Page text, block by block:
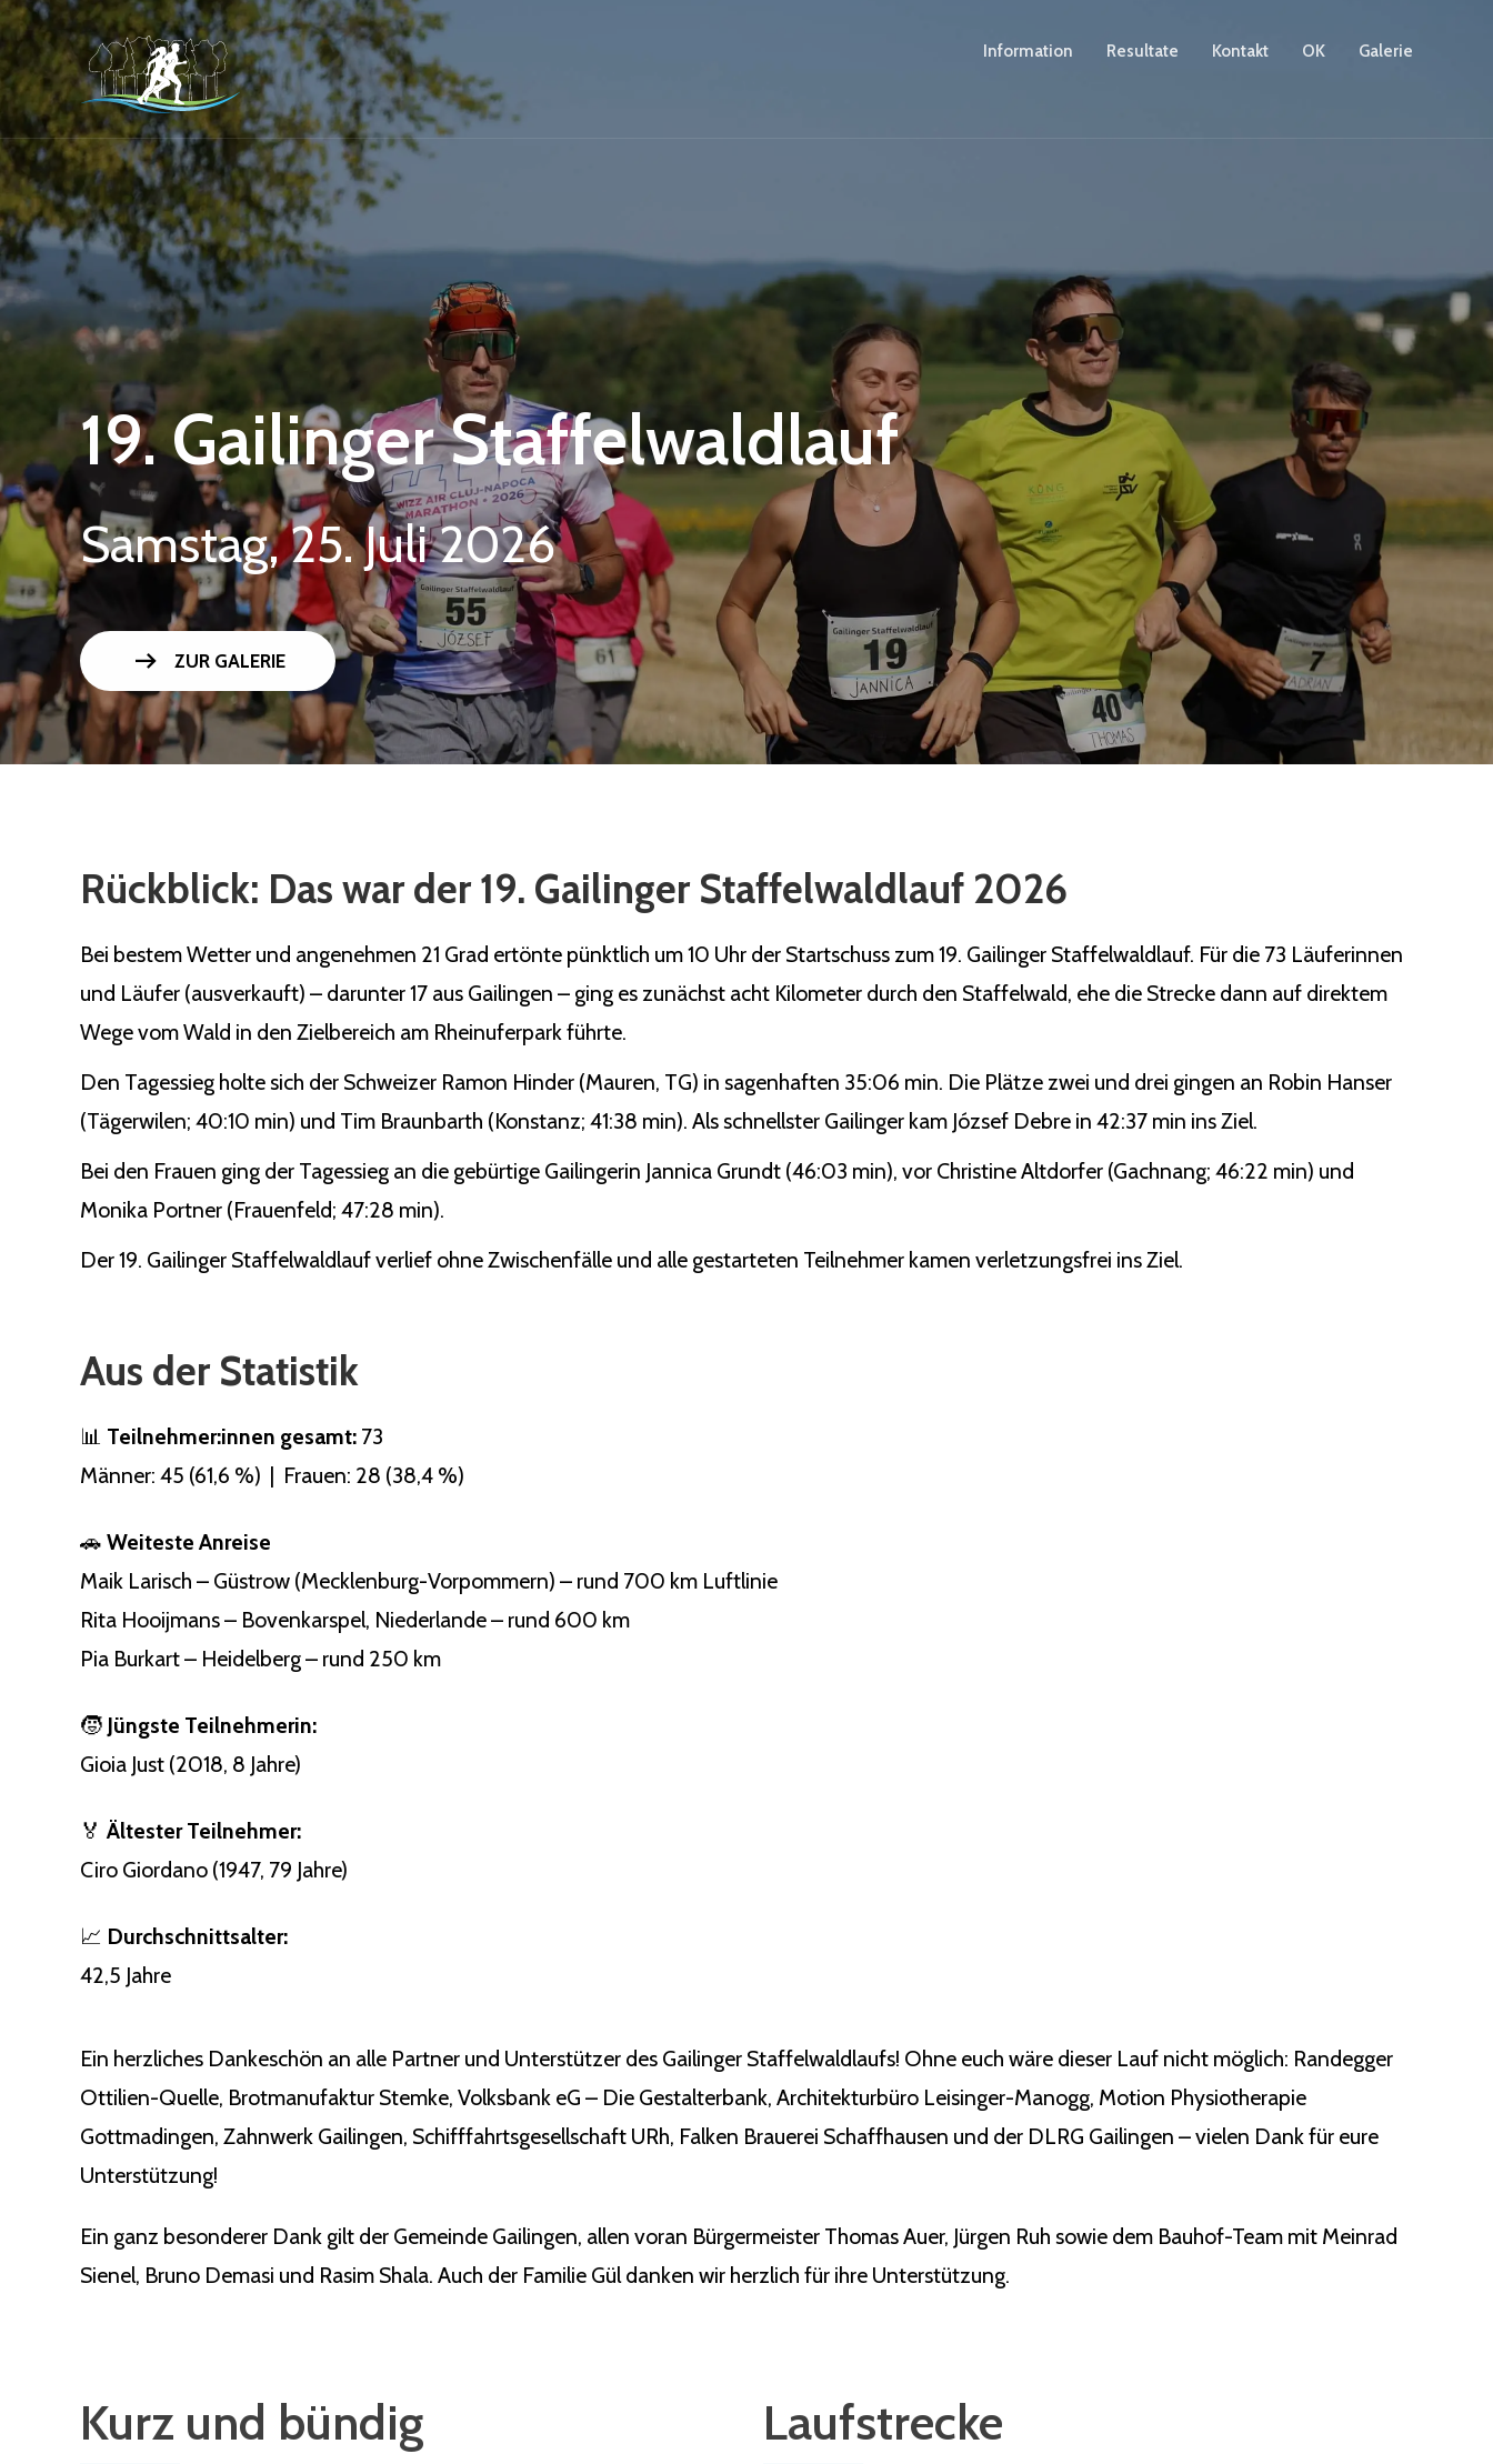
Information Resultate Kontakt OK Galerie
19. Gailinger Staffelwaldlauf
Samstag, 25. Juli 2026
arrow_right_alt ZUR GALERIE
Rückblick: Das war der 19. Gailinger Staffelwaldlauf 2026
Bei bestem Wetter und angenehmen 21 Grad ertönte pünktlich um 10 Uhr der Startschuss zum 19. Gailinger Staffelwaldlauf. Für die 73 Läuferinnen
und Läufer (ausverkauft) – darunter 17 aus Gailingen – ging es zunächst acht Kilometer durch den Staffelwald, ehe die Strecke dann auf direktem
Wege vom Wald in den Zielbereich am Rheinuferpark führte.
Den Tagessieg holte sich der Schweizer Ramon Hinder (Mauren, TG) in sagenhaften 35:06 min. Die Plätze zwei und drei gingen an Robin Hanser
(Tägerwilen; 40:10 min) und Tim Braunbarth (Konstanz; 41:38 min). Als schnellster Gailinger kam József Debre in 42:37 min ins Ziel.
Bei den Frauen ging der Tagessieg an die gebürtige Gailingerin Jannica Grundt (46:03 min), vor Christine Altdorfer (Gachnang; 46:22 min) und
Monika Portner (Frauenfeld; 47:28 min).
Der 19. Gailinger Staffelwaldlauf verlief ohne Zwischenfälle und alle gestarteten Teilnehmer kamen verletzungsfrei ins Ziel.
Aus der Statistik
📊 Teilnehmer:innen gesamt: 73
Männer: 45 (61,6 %) | Frauen: 28 (38,4 %)
🚗 Weiteste Anreise
Maik Larisch – Güstrow (Mecklenburg-Vorpommern) – rund 700 km Luftlinie
Rita Hooijmans – Bovenkarspel, Niederlande – rund 600 km
Pia Burkart – Heidelberg – rund 250 km
🧒 Jüngste Teilnehmerin:
Gioia Just (2018, 8 Jahre)
🏅 Ältester Teilnehmer:
Ciro Giordano (1947, 79 Jahre)
📈 Durchschnittsalter:
42,5 Jahre
Ein herzliches Dankeschön an alle Partner und Unterstützer des Gailinger Staffelwaldlaufs! Ohne euch wäre dieser Lauf nicht möglich: Randegger
Ottilien-Quelle, Brotmanufaktur Stemke, Volksbank eG – Die Gestalterbank, Architekturbüro Leisinger-Manogg, Motion Physiotherapie
Gottmadingen, Zahnwerk Gailingen, Schifffahrtsgesellschaft URh, Falken Brauerei Schaffhausen und der DLRG Gailingen – vielen Dank für eure
Unterstützung!
Ein ganz besonderer Dank gilt der Gemeinde Gailingen, allen voran Bürgermeister Thomas Auer, Jürgen Ruh sowie dem Bauhof-Team mit Meinrad
Sienel, Bruno Demasi und Rasim Shala. Auch der Familie Gül danken wir herzlich für ihre Unterstützung.
Kurz und bündig Laufstrecke